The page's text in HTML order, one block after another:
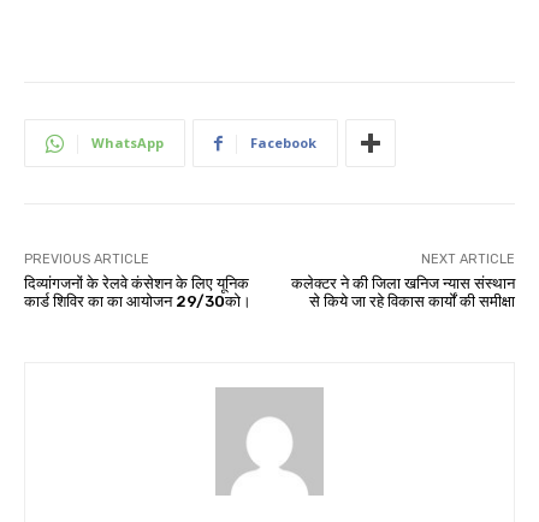
WhatsApp Facebook
PREVIOUS ARTICLE
दिव्यांगजनों के रेलवे कंसेशन के लिए यूनिक
कार्ड शिविर का का आयोजन 29/30को।
NEXT ARTICLE
कलेक्टर ने की जिला खनिज न्यास संस्थान
से किये जा रहे विकास कार्यों की समीक्षा